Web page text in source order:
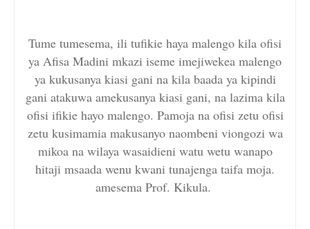
Tume tumesema, ili tufikie haya malengo kila ofisi
ya Afisa Madini mkazi iseme imejiwekea malengo
ya kukusanya kiasi gani na kila baada ya kipindi
gani atakuwa amekusanya kiasi gani, na lazima kila
ofisi ifikie hayo malengo. Pamoja na ofisi zetu ofisi
zetu kusimamia makusanyo naombeni viongozi wa
mikoa na wilaya wasaidieni watu wetu wanapo
hitaji msaada wenu kwani tunajenga taifa moja.
amesema Prof. Kikula.